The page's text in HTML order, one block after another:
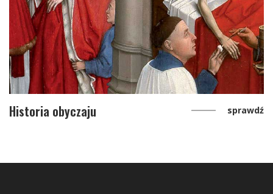
Historia obyczaju sprawdź